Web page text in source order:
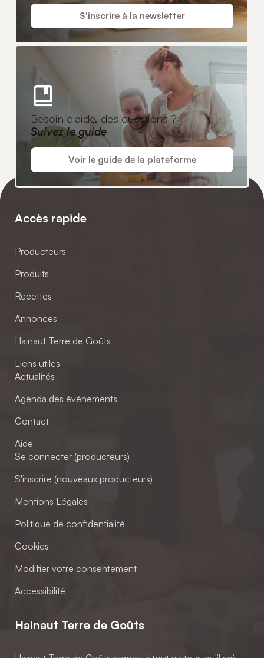
S'inscrire à la newsletter
Besoin d'aide, des questions ?
Suivez le guide
Voir le guide de la plateforme
Accès rapide
Producteurs
Produits
Recettes
Annonces
Hainaut Terre de Goûts
Liens utiles
Actualités
Agenda des événements
Contact
Aide
Se connecter (producteurs)
S'inscrire (nouveaux producteurs)
Mentions Légales
Politique de confidentialité
Cookies
Modifier votre consentement
Accessibilité
Hainaut Terre de Goûts